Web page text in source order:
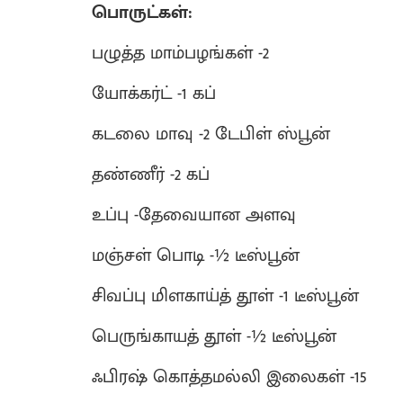
பொருட்கள்:
பழுத்த மாம்பழங்கள் -2
யோக்கர்ட் -1 கப்
கடலை மாவு -2 டேபிள் ஸ்பூன்
தண்ணீர் -2 கப்
உப்பு -தேவையான அளவு
மஞ்சள் பொடி -½ டீஸ்பூன்
சிவப்பு மிளகாய்த் தூள் -1 டீஸ்பூன்
பெருங்காயத் தூள் -½ டீஸ்பூன்
ஃபிரஷ் கொத்தமல்லி இலைகள் -15